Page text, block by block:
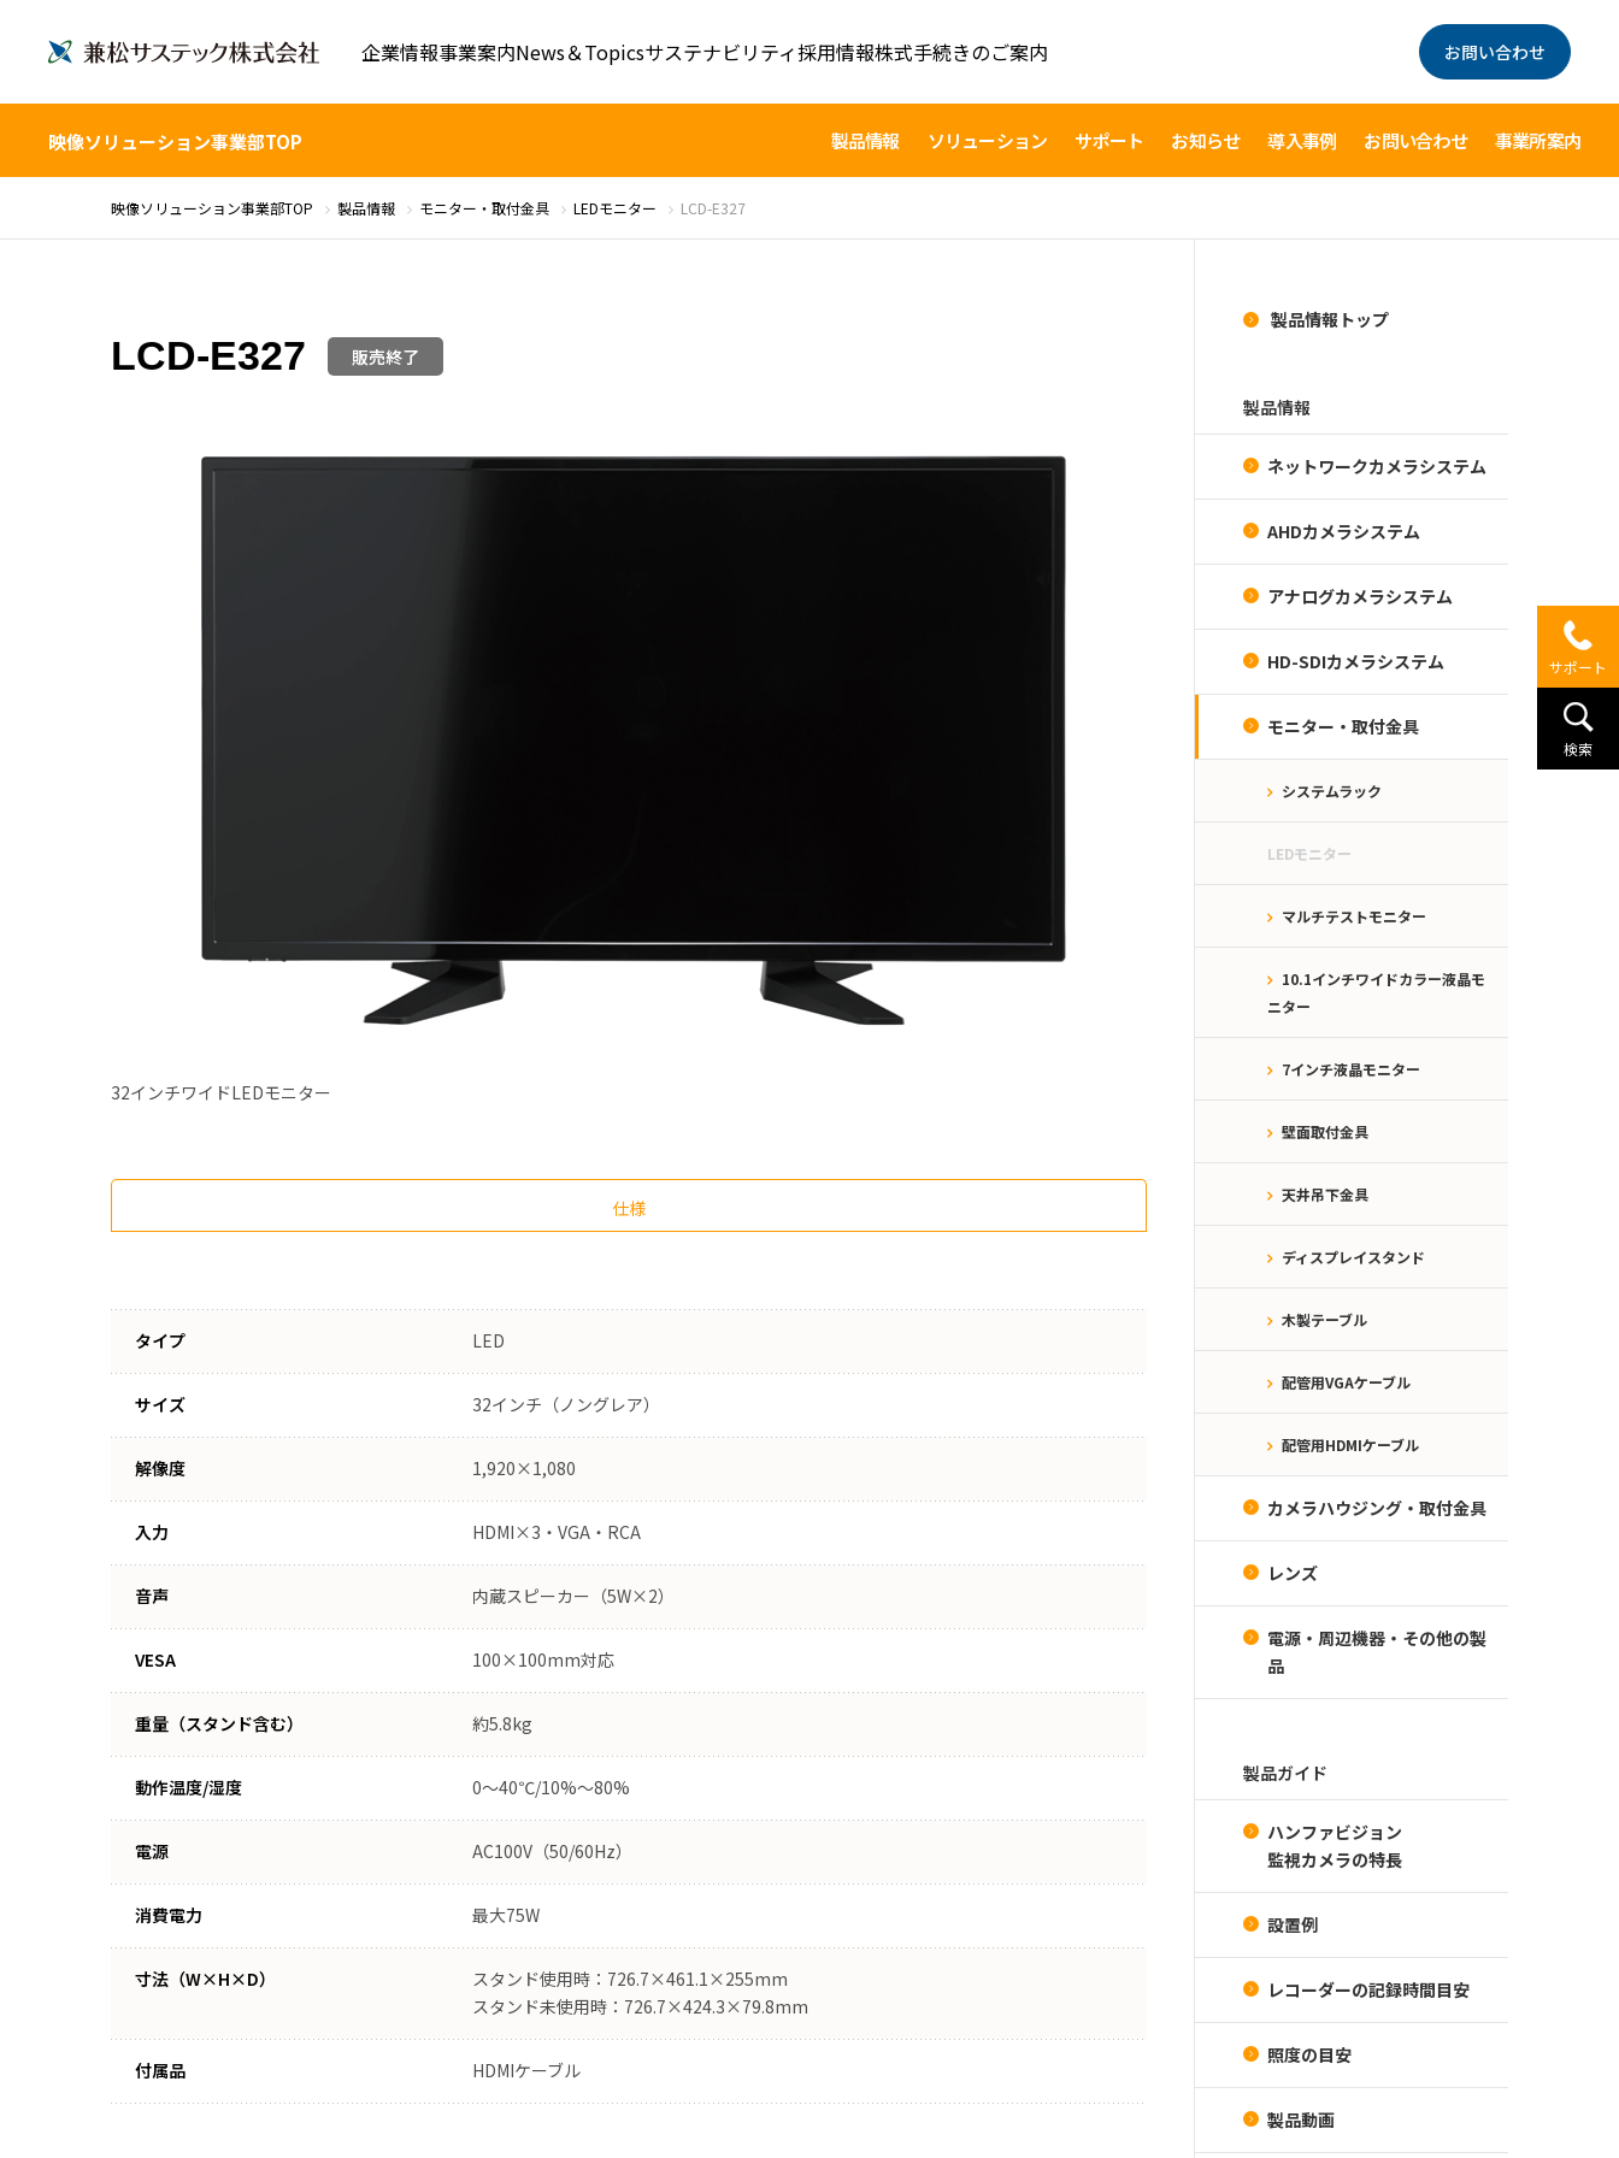
企業情報事業案内News＆Topicsサステナビリティ採用情報株式手続きのご案内 お問い合わせ
映像ソリューション事業部TOP 製品情報 ソリューション サポート お知らせ 導入事例 お問い合わせ 事業所案内
映像ソリューション事業部TOP 製品情報 モニター・取付金具 LEDモニター LCD-E327
LCD-E327 販売終了
32インチワイドLEDモニター
仕様
タイプ LED
サイズ 32インチ（ノングレア）
解像度 1,920×1,080
入力 HDMI×3・VGA・RCA
音声 内蔵スピーカー（5W×2）
VESA 100×100mm対応
重量（スタンド含む） 約5.8kg
動作温度/湿度 0〜40℃/10%〜80%
電源 AC100V（50/60Hz）
消費電力 最大75W
寸法（W×H×D）
スタンド使用時：726.7×461.1×255mm
スタンド未使用時：726.7×424.3×79.8mm
付属品 HDMIケーブル
製品情報トップ
製品情報
ネットワークカメラシステム
AHDカメラシステム
アナログカメラシステム
HD-SDIカメラシステム
モニター・取付金具
システムラック
LEDモニター
マルチテストモニター
10.1インチワイドカラー液晶モ
ニター
7インチ液晶モニター
壁面取付金具
天井吊下金具
ディスプレイスタンド
木製テーブル
配管用VGAケーブル
配管用HDMIケーブル
カメラハウジング・取付金具
レンズ
電源・周辺機器・その他の製
品
製品ガイド
ハンファビジョン
監視カメラの特長
設置例
レコーダーの記録時間目安
照度の目安
製品動画
サポート
検索